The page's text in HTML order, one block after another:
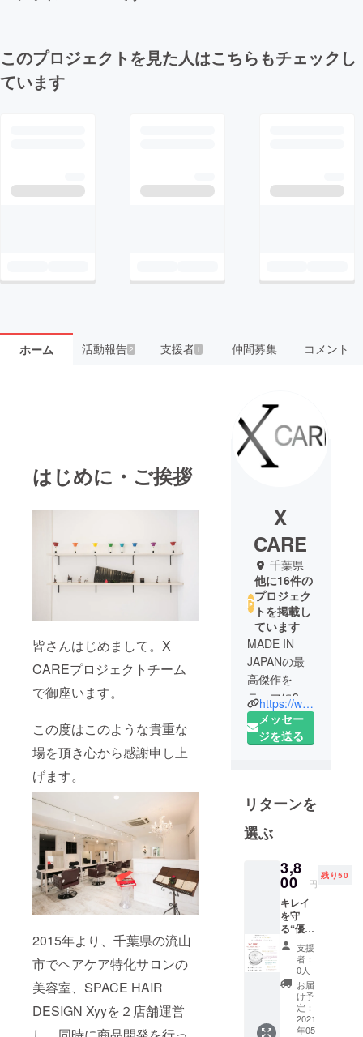
このプロジェクトを見た人はこちらもチェックし
ています
ホーム 活動報告2 支援者 1 仲間募集 コメント
はじめに・ご挨拶
皆さんはじめまして。X
CAREプロジェクトチーム
で御座います。
この度はこのような貴重な
場を頂き心から感謝申し上
げます。
2015年より、千葉県の流山
市でヘアケア特化サロンの
美容室、SPACE HAIR
DESIGN Xyyを２店舗運営
X
CARE
千葉県
他に16件の
プロジェク
トを掲載し
ています
MADE IN
JAPANの最
高傑作を
テーマに3年
半の商品試
作、成分実
誕生しまし
た。
現在、多く
雑誌からお
問い合わせ
を頂いてい
ます。お問
い合わせ先
は以下の
メールアド
レスまでお
願い致しま
https://www.instagram.com/x_care_japan/
メッセー
ジを送る
リターンを
選ぶ
3,8
00 円
残り50
キレイ
を守
る“優し
さ“を詰
め込ん
だこだ
わりの
天然
100%
バーム
人間の
支援
者：
0人
お届
け予
定：
2021
年05